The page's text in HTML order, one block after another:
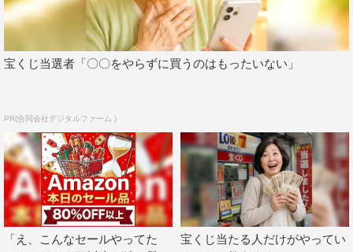
宝くじ当選者「〇〇をやらずに買うのはもったいない」
PR(合同会社デジタルファーム )
「え、こんなセールやってた
宝くじ当たる人だけがやってい